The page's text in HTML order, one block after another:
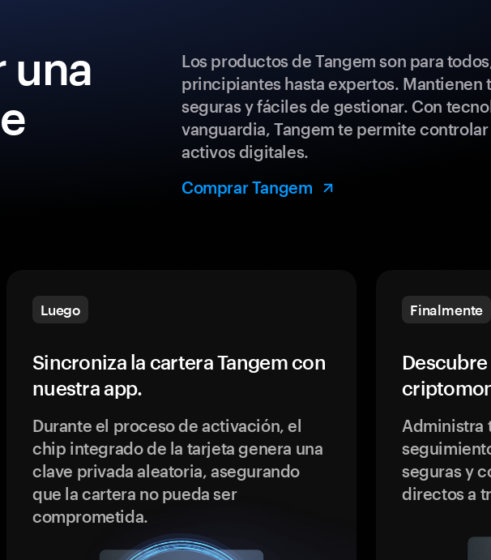
una
Los productos de Tangem son para
principiantes hasta expertos. Mantienen
seguras y fáciles de gestionar. Con
vanguardia, Tangem te permite
activos digitales.
Comprar Tangem
Luego
Sincroniza la cartera Tangem con
nuestra app.
Durante el proceso de activación, el
chip integrado de la tarjeta genera una
clave privada aleatoria, asegurando
que la cartera no pueda ser
comprometida.
Finalmente
Administra
seguras y
directos a